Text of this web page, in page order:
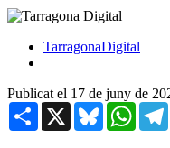
TarragonaDigital
Publicat el 17 de juny de
Share X Bluesky